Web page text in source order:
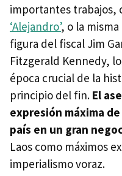
importantes trabajos,
‘Alejandro’, o la misma
figura del fiscal Jim
Fitzgerald Kennedy,
época crucial de la
principio del fin. El
expresión máxima
país en un gran
Laos como máximos
imperialismo voraz.